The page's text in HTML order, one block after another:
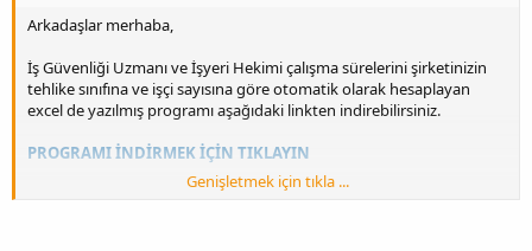
Arkadaşlar merhaba,
İş Güvenliği Uzmanı ve İşyeri Hekimi çalışma sürelerini şirketinizin
tehlike sınıfına ve işçi sayısına göre otomatik olarak hesaplayan
excel de yazılmış programı aşağıdaki linkten indirebilirsiniz.
PROGRAMI İNDİRMEK İÇİN TIKLAYIN
a aittir.
Genişletmek için tıkla ...